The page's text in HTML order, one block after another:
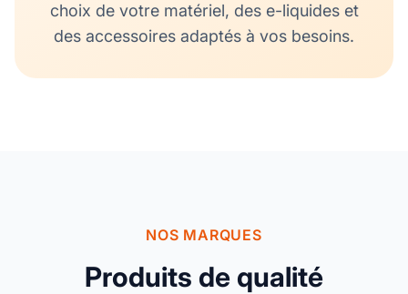
choix de votre matériel, des e-liquides et
des accessoires adaptés à vos besoins.
NOS MARQUES
Produits de qualité